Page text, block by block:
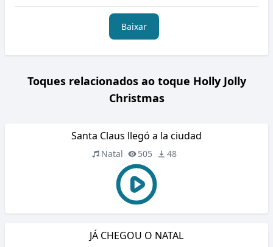
Baixar
Toques relacionados ao toque Holly Jolly
Christmas
Santa Claus llegó a la ciudad
Natal 505 48
JÁ CHEGOU O NATAL